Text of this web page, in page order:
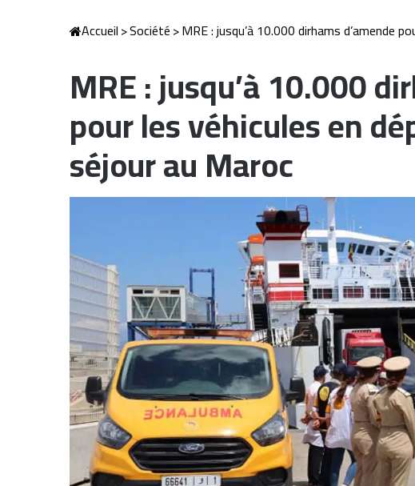
Accueil>Société>MRE : jusqu’à 10.000 dirhams d’amende
MRE : jusqu’à 10.000
pour les véhicules en
séjour au Maroc